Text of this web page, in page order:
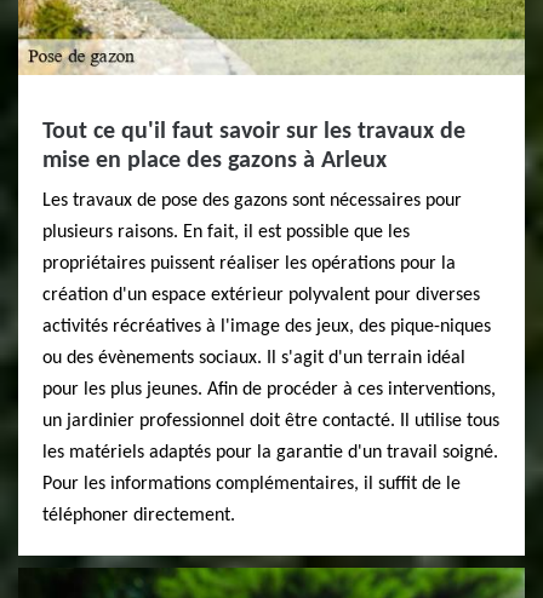
Tout ce qu'il faut savoir sur les travaux de
mise en place des gazons à Arleux
Les travaux de pose des gazons sont nécessaires pour
plusieurs raisons. En fait, il est possible que les
propriétaires puissent réaliser les opérations pour la
création d'un espace extérieur polyvalent pour diverses
activités récréatives à l'image des jeux, des pique-niques
ou des évènements sociaux. Il s'agit d'un terrain idéal
pour les plus jeunes. Afin de procéder à ces interventions,
un jardinier professionnel doit être contacté. Il utilise tous
les matériels adaptés pour la garantie d'un travail soigné.
Pour les informations complémentaires, il suffit de le
téléphoner directement.